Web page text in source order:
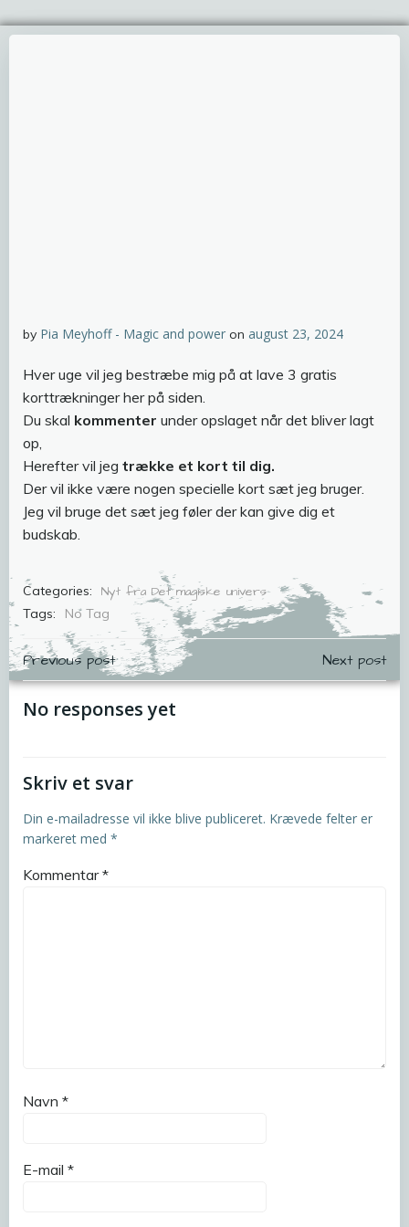
by Pia Meyhoff - Magic and power on august 23, 2024
Hver uge vil jeg bestræbe mig på at lave 3 gratis
korttrækninger her på siden.
Du skal kommenter under opslaget når det bliver lagt
op,
Herefter vil jeg trække et kort til dig.
Der vil ikke være nogen specielle kort sæt jeg bruger.
Jeg vil bruge det sæt jeg føler der kan give dig et
budskab.
Categories: Nyt fra Det magiske univers
Tags: No Tag
Indlægsnavigation
Previous post Next post
No responses yet
Skriv et svar
Din e-mailadresse vil ikke blive publiceret. Krævede felter er
markeret med *
Kommentar*
Navn *
E-mail *